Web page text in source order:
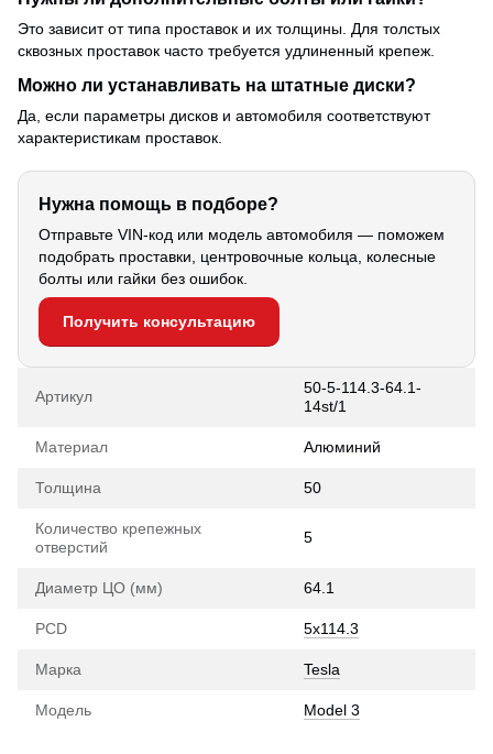
Это зависит от типа проставок и их толщины. Для толстых
сквозных проставок часто требуется удлиненный крепеж.
Можно ли устанавливать на штатные диски?
Да, если параметры дисков и автомобиля соответствуют
характеристикам проставок.
Нужна помощь в подборе?
Отправьте VIN-код или модель автомобиля — поможем
подобрать проставки, центровочные кольца, колесные
болты или гайки без ошибок.
Получить консультацию
Артикул
50-5-114.3-64.1-
14st/1
Материал Алюминий
Толщина 50
Количество крепежных
отверстий
5
Диаметр ЦО (мм) 64.1
PCD 5x114.3
Марка Tesla
Модель Model 3